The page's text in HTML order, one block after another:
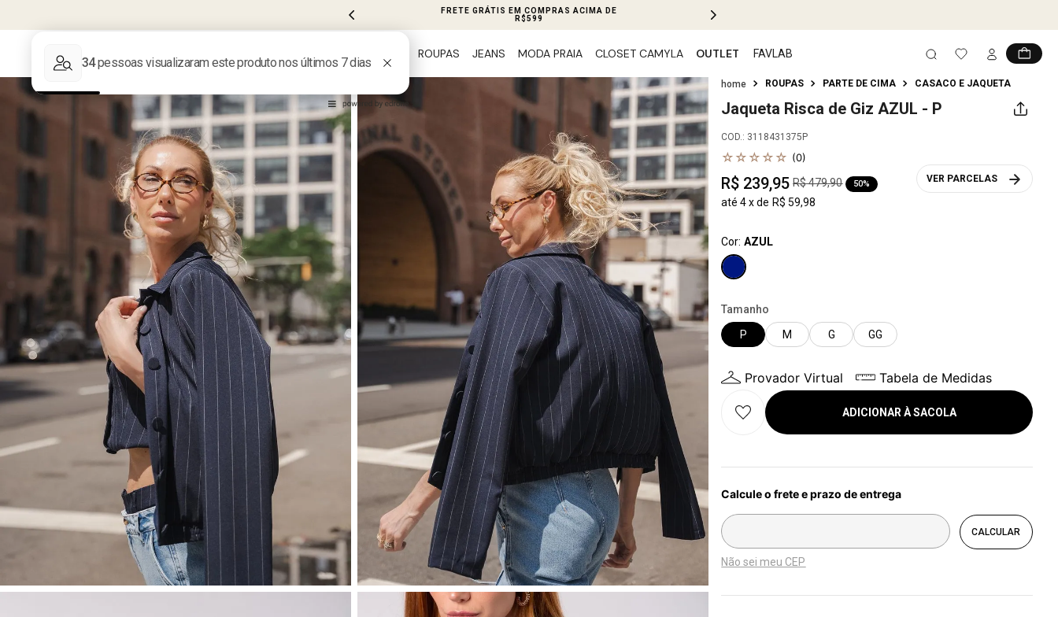
FRETE GRÁTIS EM COMPRAS ACIMA DE
R$599
ROUPAS JEANS MODA PRAIA CLOSET CAMYLA OUTLET FAVLAB
ROUPAS PARTE DE CIMA CASACO E JAQUETA
Jaqueta Risca de Giz AZUL - P
COD.: 3118431375P
☆ ☆ ☆ ☆ ☆ (0)
R$ 239,95 R$479,90 50%
até 4 x de R$ 59,98
VER PARCELAS
Cor: AZUL
Tamanho
P
M G GG
Provador Virtual Tabela de Medidas
ADICIONAR À SACOLA
Não sei meu CEP